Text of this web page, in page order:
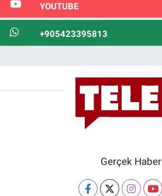
YOUTUBE
+905423395813
Gerçek Haber